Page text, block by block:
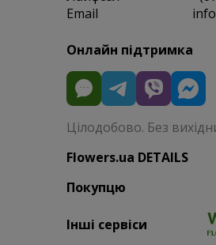
Email
Онлайн підтримка
Цілодобово. Без
Flowers.ua DETAILS
Покупцю
Інші сервіси